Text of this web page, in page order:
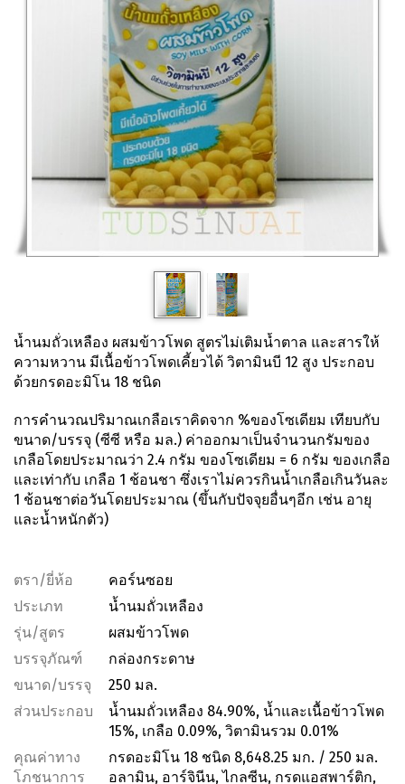
น้ำนมถั่วเหลือง ผสมข้าวโพด สูตรไม่เติมน้ำตาล และสารให้
ความหวาน มีเนื้อข้าวโพดเคี้ยวได้ วิตามินบี 12 สูง ประกอบ
ด้วยกรดอะมิโน 18 ชนิด
การคำนวณปริมาณเกลือเราคิดจาก %ของโซเดียม เทียบกับ
ขนาด/บรรจุ (ซีซี หรือ มล.) ค่าออกมาเป็นจำนวนกรัมของ
เกลือโดยประมาณว่า 2.4 กรัม ของโซเดียม = 6 กรัม ของเกลือ
และเท่ากับ เกลือ 1 ช้อนชา ซึ่งเราไม่ควรกินน้ำเกลือเกินวันละ
1 ช้อนชาต่อวันโดยประมาณ (ขึ้นกับปัจจุยอื่นๆอีก เช่น อายุ
และน้ำหนักตัว)
ตรา/ยี่ห้อ
คอร์นซอย
ประเภท
น้ำนมถั่วเหลือง
รุ่น/สูตร
ผสมข้าวโพด
บรรจุภัณฑ์
กล่องกระดาษ
ขนาด/บรรจุ
250 มล.
ส่วนประกอบ
น้ำนมถั่วเหลือง 84.90%, น้ำและเนื้อข้าวโพด
15%, เกลือ 0.09%, วิตามินรวม 0.01%
คุณค่าทาง
โภชนาการ
กรดอะมิโน 18 ชนิด 8,648.25 มก. / 250 มล.
อลามิน, อาร์จินีน, ไกลซีน, กรดแอสพาร์ติก,